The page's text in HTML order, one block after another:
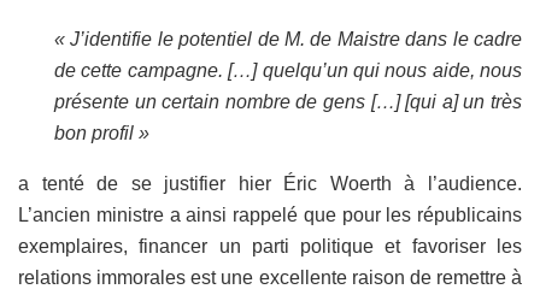
« J’identifie le potentiel de M. de Maistre dans le cadre
de cette campagne. […] quelqu’un qui nous aide, nous
présente un certain nombre de gens […] [qui a] un très
bon profil »
a tenté de se justifier hier Éric Woerth à l’audience.
L’ancien ministre a ainsi rappelé que pour les républicains
exemplaires, financer un parti politique et favoriser les
relations immorales est une excellente raison de remettre à